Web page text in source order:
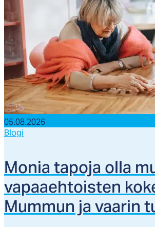
05.08.2026
Blogi
Mo­nia ta­po­ja ol­la
va­paaeh­tois­ten
Mum­mun ja vaa­rin